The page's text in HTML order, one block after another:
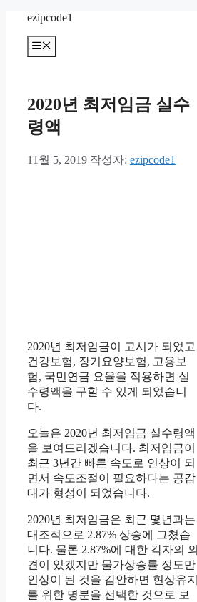
ezipcode1
메
뉴
2020년 최저임금 실수
령액
11월 5, 2019 작성자: ezipcode1
2020년 최저임금이 고시가 되었고
건강보험, 장기요양보험, 고용보
험, 국민연금 요율을 적용하면 실
수령액을 구할 수 있게 되었습니
다.
오늘은 2020년 최저임금 실수령액
을 보여드리겠습니다. 최저임금이
최근 3년간 빠른 속도로 인상이 되
면서 속도조절이 필요하다는 공감
대가 형성이 되었습니다.
2020년 최저임금은 최근 몇년과는
대조적으로 2.87% 상승에 그쳤습
니다. 물론 2.87%에 대한 각자의 의
견이 있겠지만 물가상승률 정도만
인상이 된 것을 감안하면 현상유지
를 위한 명분을 선택한 것으로 보